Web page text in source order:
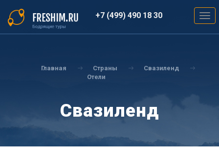
основному
содержанию
+7 (499) 490 18 30
Главная Страны
Свазиленд
Отели
Свазиленд